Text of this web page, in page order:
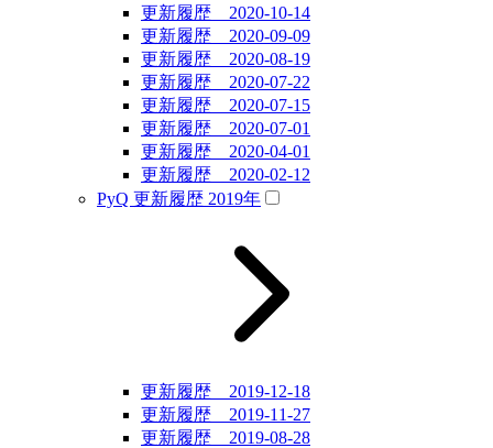
更新履歴 2020-10-14
更新履歴 2020-09-09
更新履歴 2020-08-19
更新履歴 2020-07-22
更新履歴 2020-07-15
更新履歴 2020-07-01
更新履歴 2020-04-01
更新履歴 2020-02-12
PyQ 更新履歴 2019年
更新履歴 2019-12-18
更新履歴 2019-11-27
更新履歴 2019-08-28